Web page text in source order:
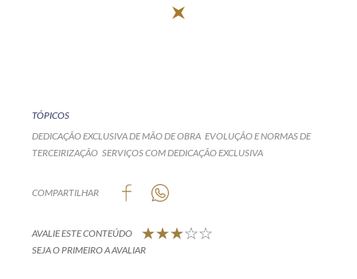
TÓPICOS
DEDICAÇÃO EXCLUSIVA DE MÃO DE OBRA EVOLUÇÃO E NORMAS DE
TERCEIRIZAÇÃO SERVIÇOS COM DEDICAÇÃO EXCLUSIVA
COMPARTILHAR
AVALIE ESTE CONTEÚDO
SEJA O PRIMEIRO A AVALIAR